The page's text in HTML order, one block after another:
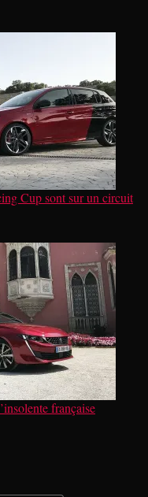
Cup sont sur un circuit
française